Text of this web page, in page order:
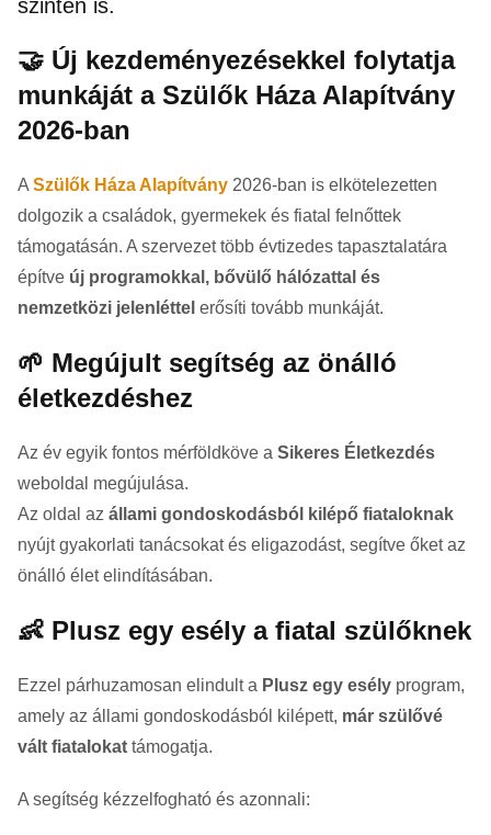
szinten is.
🤝 Új kezdeményezésekkel folytatja
munkáját a Szülők Háza Alapítvány
2026-ban
A Szülők Háza Alapítvány 2026-ban is elkötelezetten
dolgozik a családok, gyermekek és fiatal felnőttek
támogatásán. A szervezet több évtizedes tapasztalatára
építve új programokkal, bővülő hálózattal és
nemzetközi jelenléttel erősíti tovább munkáját.
🌱 Megújult segítség az önálló
életkezdéshez
Az év egyik fontos mérföldköve a Sikeres Életkezdés
weboldal megújulása.
Az oldal az állami gondoskodásból kilépő fiataloknak
nyújt gyakorlati tanácsokat és eligazodást, segítve őket az
önálló élet elindításában.
👶 Plusz egy esély a fiatal szülőknek
Ezzel párhuzamosan elindult a Plusz egy esély program,
amely az állami gondoskodásból kilépett, már szülővé
vált fiatalokat támogatja.
A segítség kézzelfogható és azonnali: